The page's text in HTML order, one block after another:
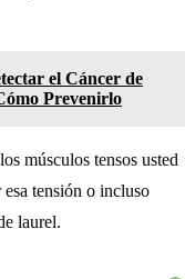
el Cáncer de
Prevenirlo
músculos tensos usted
tensión o incluso
laurel.